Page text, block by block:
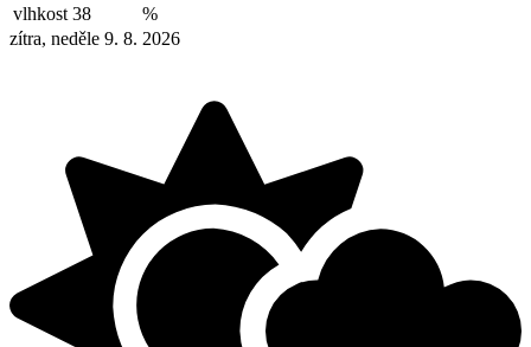
vlhkost 38
%
zítra, neděle 9. 8. 2026